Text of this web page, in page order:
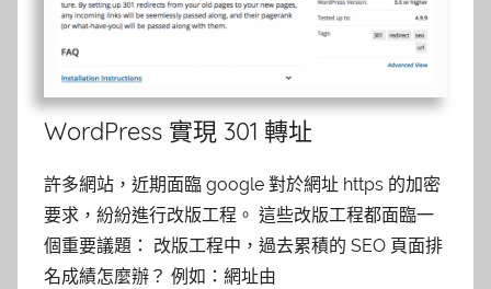
WordPress 實現 301 轉址
許多網站，近期面臨 google 對於網址 https 的加密
要求，紛紛進行改版工程。 這些改版工程都面臨一
個重要議題： 改版工程中，過去累積的 SEO 頁面排
名成績怎麼辦？ 例如：網址由